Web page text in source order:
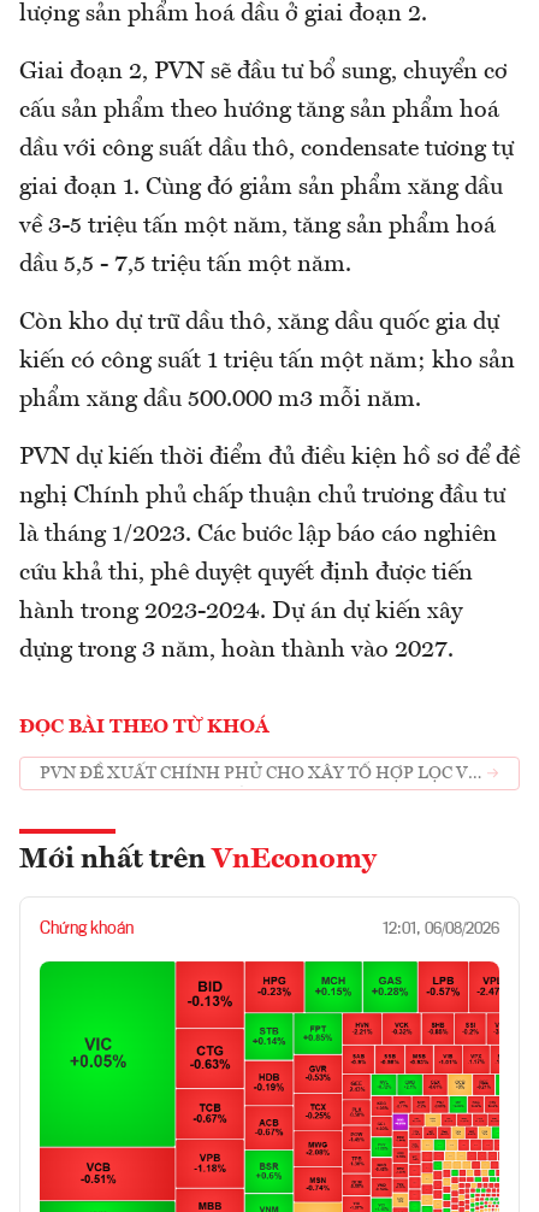
lượng sản phẩm hoá dầu ở giai đoạn 2.
Giai đoạn 2, PVN sẽ đầu tư bổ sung, chuyển cơ
cấu sản phẩm theo hướng tăng sản phẩm hoá
dầu với công suất dầu thô, condensate tương tự
giai đoạn 1. Cùng đó giảm sản phẩm xăng dầu
về 3-5 triệu tấn một năm, tăng sản phẩm hoá
dầu 5,5 - 7,5 triệu tấn một năm.
Còn kho dự trữ dầu thô, xăng dầu quốc gia dự
kiến có công suất 1 triệu tấn một năm; kho sản
phẩm xăng dầu 500.000 m3 mỗi năm.
PVN dự kiến thời điểm đủ điều kiện hồ sơ để đề
nghị Chính phủ chấp thuận chủ trương đầu tư
là tháng 1/2023. Các bước lập báo cáo nghiên
cứu khả thi, phê duyệt quyết định được tiến
hành trong 2023-2024. Dự án dự kiến xây
dựng trong 3 năm, hoàn thành vào 2027.
ĐỌC BÀI THEO TỪ KHOÁ
PVN ĐỀ XUẤT CHÍNH PHỦ CHO XÂY TỔ HỢP LỌC VÀ
Mới nhất trên VnEconomy
Chứng khoán 12:01, 06/08/2026